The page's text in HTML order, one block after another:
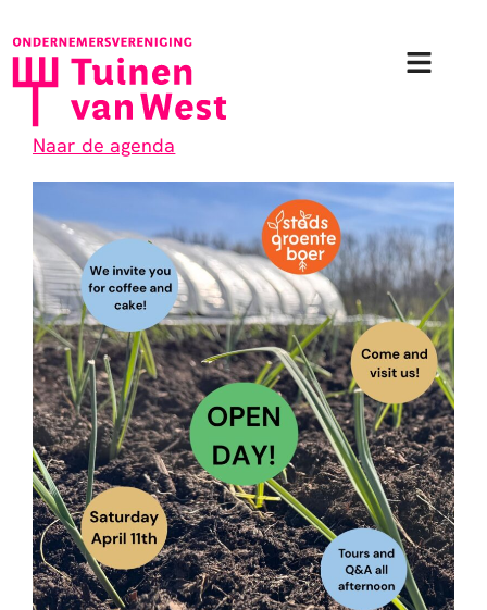
naar
Naar de agenda